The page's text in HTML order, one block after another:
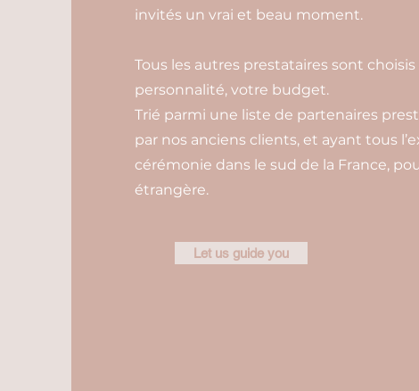
invités un vrai et beau moment.
Tous les autres prestataires sont
personnalité, votre budget.
Trié parmi une liste de partenaires
par nos anciens clients, et ayant tous
cérémonie dans le sud de la France,
étrangère.
Let us guide you